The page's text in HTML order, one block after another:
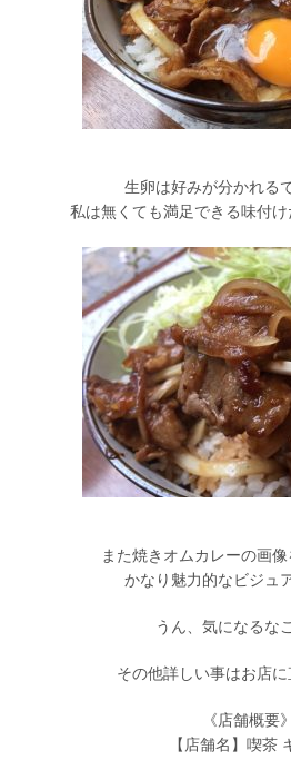
生卵は好みが分かれる
私は無くても満足できる味付け
また焼きオムカレーの画
かなり魅力的なビジュ
うん、気になるな
その他詳しい事はお店に
《店舗概要》
【店舗名】喫茶